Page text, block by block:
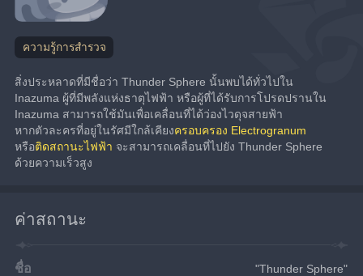
ความรู้การสำรวจ
สิ่งประหลาดที่มีชื่อว่า Thunder Sphere นั้นพบได้ทั่วไปใน
Inazuma ผู้ที่มีพลังแห่งธาตุไฟฟ้า หรือผู้ที่ได้รับการโปรดปรานใน
Inazuma สามารถใช้มันเพื่อเคลื่อนที่ได้ว่องไวดุจสายฟ้า
หากตัวละครที่อยู่ในรัศมีใกล้เคียงครอบครอง Electrogranum
หรือติดสถานะไฟฟ้า จะสามารถเคลื่อนที่ไปยัง Thunder Sphere
ด้วยความเร็วสูง
ค่าสถานะ
ชื่อ "Thunder Sphere"